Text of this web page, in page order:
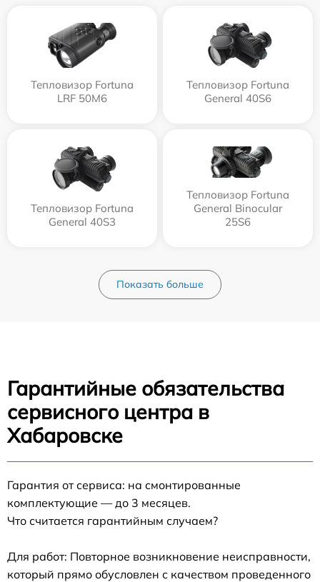
Тепловизор Fortuna
LRF 50M6
Тепловизор Fortuna
General 40S6
Тепловизор Fortuna
General 40S3
Тепловизор Fortuna
General Binocular
25S6
Показать больше
Гарантийные обязательства
сервисного центра в
Хабаровске
Гарантия от сервиса: на смонтированные
комплектующие — до 3 месяцев.
Что считается гарантийным случаем?
Для работ: Повторное возникновение неисправности,
который прямо обусловлен с качеством проведенного